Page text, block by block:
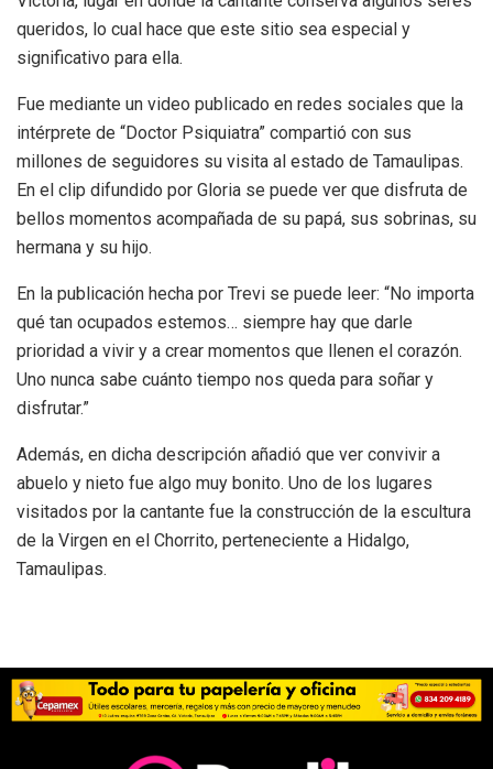
queridos, lo cual hace que este sitio sea especial y
significativo para ella.
Fue mediante un video publicado en redes sociales que la
intérprete de “Doctor Psiquiatra” compartió con sus
millones de seguidores su visita al estado de Tamaulipas.
En el clip difundido por Gloria se puede ver que disfruta de
bellos momentos acompañada de su papá, sus sobrinas, su
hermana y su hijo.
En la publicación hecha por Trevi se puede leer: “No importa
qué tan ocupados estemos… siempre hay que darle
prioridad a vivir y a crear momentos que llenen el corazón.
Uno nunca sabe cuánto tiempo nos queda para soñar y
disfrutar.”
Además, en dicha descripción añadió que ver convivir a
abuelo y nieto fue algo muy bonito. Uno de los lugares
visitados por la cantante fue la construcción de la escultura
de la Virgen en el Chorrito, perteneciente a Hidalgo,
Tamaulipas.